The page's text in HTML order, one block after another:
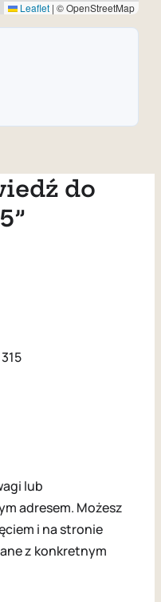
Leaflet | © OpenStreetMap
do
lub
adresem. Możesz
i na stronie
z konkretnym